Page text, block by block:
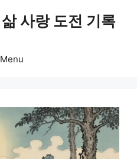
삶 사랑 도전 기록
Menu